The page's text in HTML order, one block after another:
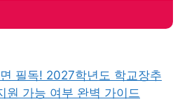
필독! 2027학년도 학교장추
원 가능 여부 완벽 가이드